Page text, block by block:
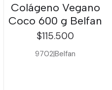
Colágeno Vegano
Coco 600 g Belfan
$115.500
9702|Belfan